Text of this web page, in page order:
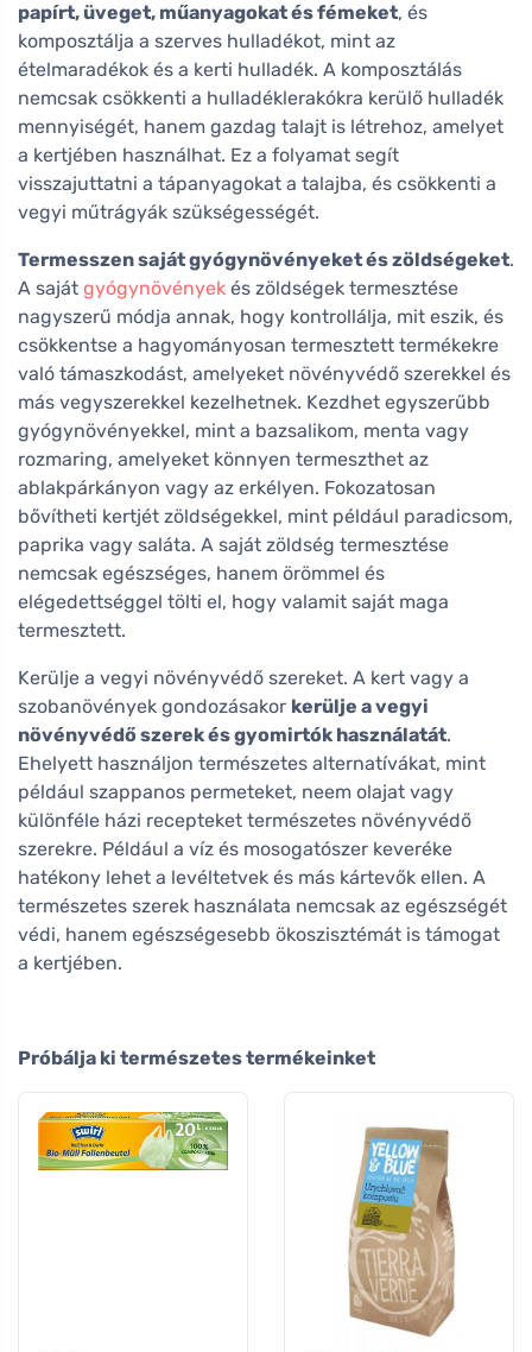
papírt, üveget, műanyagokat és fémeket, és
komposztálja a szerves hulladékot, mint az
ételmaradékok és a kerti hulladék. A komposztálás
nemcsak csökkenti a hulladéklerakókra kerülő hulladék
mennyiségét, hanem gazdag talajt is létrehoz, amelyet
a kertjében használhat. Ez a folyamat segít
visszajuttatni a tápanyagokat a talajba, és csökkenti a
vegyi műtrágyák szükségességét.
Termesszen saját gyógynövényeket és zöldségeket.
A saját gyógynövények és zöldségek termesztése
nagyszerű módja annak, hogy kontrollálja, mit eszik, és
csökkentse a hagyományosan termesztett termékekre
való támaszkodást, amelyeket növényvédő szerekkel és
más vegyszerekkel kezelhetnek. Kezdhet egyszerűbb
gyógynövényekkel, mint a bazsalikom, menta vagy
rozmaring, amelyeket könnyen termeszthet az
ablakpárkányon vagy az erkélyen. Fokozatosan
bővítheti kertjét zöldségekkel, mint például paradicsom,
paprika vagy saláta. A saját zöldség termesztése
nemcsak egészséges, hanem örömmel és
elégedettséggel tölti el, hogy valamit saját maga
termesztett.
Kerülje a vegyi növényvédő szereket. A kert vagy a
szobanövények gondozásakor kerülje a vegyi
növényvédő szerek és gyomirtók használatát.
Ehelyett használjon természetes alternatívákat, mint
például szappanos permeteket, neem olajat vagy
különféle házi recepteket természetes növényvédő
szerekre. Például a víz és mosogatószer keveréke
hatékony lehet a levéltetvek és más kártevők ellen. A
természetes szerek használata nemcsak az egészségét
védi, hanem egészségesebb ökoszisztémát is támogat
a kertjében.
Próbálja ki természetes termékeinket